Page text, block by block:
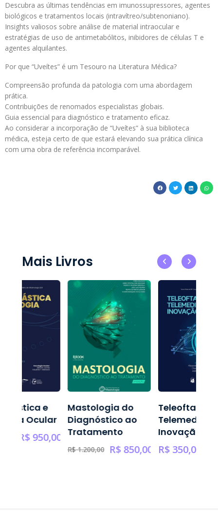
Descubra as últimas tendências em imunossupressores, agentes
biológicos e tratamentos locais (intravítreo/subtenoniano).
Insights valiosos sobre análise de material intraocular e
estratégias de uso de antimetabólitos, inibidores de células T e
agentes alquilantes.
Por que “Uveítes” é um Tesouro na Literatura Médica?
Compreensão profunda da patologia com uma abordagem
prática.
Contribuições de renomados especialistas globais.
Guia essencial para diagnóstico e tratamento eficaz.
Ao considerar a incorporação de “Uveítes” à sua biblioteca
médica, esteja certo de que estará elevando sua prática clínica
com uma obra de referência incomparável.
Mais Livros
e
Ocular
R$950,00
Mastologia do
Diagnóstico ao
Tratamento
R$1.200,00 R$850,00
Inovação
R$350,00